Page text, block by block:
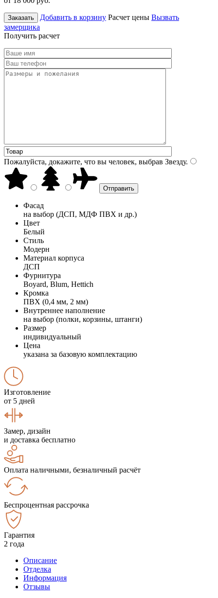
Заказать Добавить в корзину Расчет цены Вызвать
замерщика
Получить расчет
Пожалуйста, докажите, что вы человек, выбрав Звезду.
Фасад
на выбор (ДСП, МДФ ПВХ и др.)
Цвет
Белый
Стиль
Модерн
Материал корпуса
ДСП
Фурнитура
Boyard, Blum, Hettich
Кромка
ПВХ (0,4 мм, 2 мм)
Внутреннее наполнение
на выбор (полки, корзины, штанги)
Размер
индивидуальный
Цена
указана за базовую комплектацию
Изготовление
от 5 дней
Замер, дизайн
и доставка бесплатно
Оплата наличными, безналичный расчёт
Беспроцентная рассрочка
Гарантия
2 года
Описание
Отделка
Информация
Отзывы